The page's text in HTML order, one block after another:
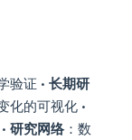
验证 • 长期研
化的可视化 •
• 研究网络：数